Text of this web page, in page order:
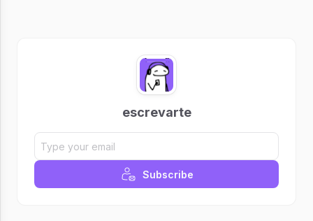
escrevarte
Subscribe